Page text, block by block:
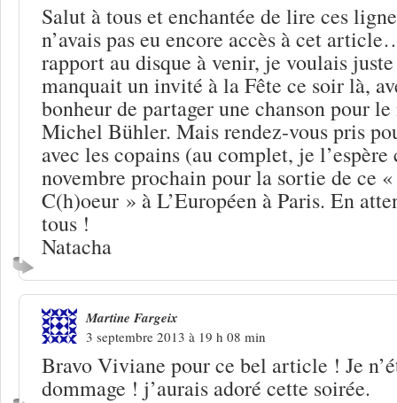
Salut à tous et enchantée de lire ces
n’avais pas eu encore accès à cet
rapport au disque à venir, je voulais
manquait un invité à la Fête ce soir là,
bonheur de partager une chanson pour
Michel Bühler. Mais rendez-vous pris
avec les copains (au complet, je
novembre prochain pour la sortie de ce
C(h)oeur » à L’Européen à Paris. En
tous !
Natacha
Martine Fargeix
3 septembre 2013 à 19 h 08 min
Bravo Viviane pour ce bel article ! Je
dommage ! j’aurais adoré cette soirée.